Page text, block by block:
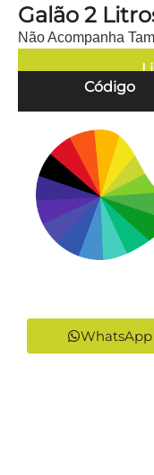
Galão 2
Não Acompanha
Código
WhatsApp